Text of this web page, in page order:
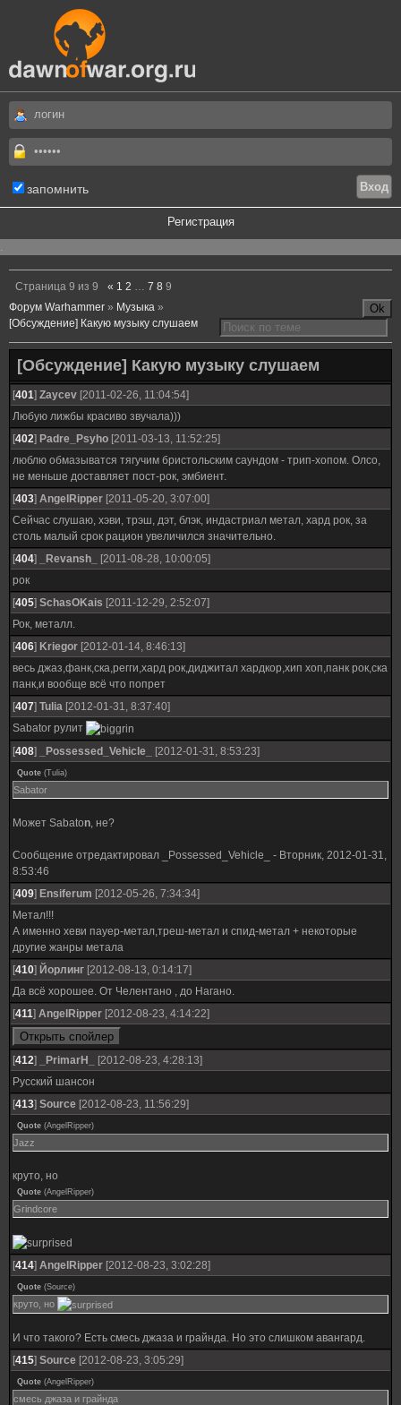
запомнить
Регистрация
.
Страница 9 из 9 « 1 2 … 7 8 9
Форум Warhammer » Музыка »
[Обсуждение] Какую музыку слушаем
[Обсуждение] Какую музыку слушаем
[401] Zaycev [2011-02-26, 11:04:54]
Любую лижбы красиво звучала)))
[402] Padre_Psyho [2011-03-13, 11:52:25]
люблю обмазыватся тягучим бристольским саундом - трип-хопом. Олсо,
не меньше доставляет пост-рок, эмбиент.
[403] AngelRipper [2011-05-20, 3:07:00]
Сейчас слушаю, хэви, трэш, дэт, блэк, индастриал метал, хард рок, за
столь малый срок рацион увеличился значительно.
[404] _Revansh_
[2011-08-28, 10:00:05]
рок
[405] SchasOKais [2011-12-29, 2:52:07]
Рок, металл.
[406] Kriegor [2012-01-14, 8:46:13]
весь джаз,фанк,ска,регги,хард рок,диджитал хардкор,хип хоп,панк рок,ска
панк,и вообще всё что попрет
[407] Tulia [2012-01-31, 8:37:40]
Sabator рулит
[408] _Possessed_Vehicle_ [2012-01-31, 8:53:23]
Quote (Tulia)
Sabator
Может Sabaton, не?
Сообщение отредактировал _Possessed_Vehicle_ - Вторник, 2012-01-31,
8:53:46
[409] Ensiferum [2012-05-26, 7:34:34]
Метал!!!
А именно хеви пауер-метал,треш-метал и спид-метал + некоторые
другие жанры метала
[410] Йорлинг [2012-08-13, 0:14:17]
Да всё хорошее. От Челентано , до Нагано.
[411] AngelRipper [2012-08-23, 4:14:22]
[412] _PrimarH_
[2012-08-23, 4:28:13]
Русский шансон
[413] Source [2012-08-23, 11:56:29]
Quote (AngelRipper)
Jazz
круто, но
Quote (AngelRipper)
Grindcore
[414] AngelRipper [2012-08-23, 3:02:28]
Quote (Source)
круто, но
И что такого? Есть смесь джаза и грайнда. Но это слишком авангард.
[415] Source [2012-08-23, 3:05:29]
Quote (AngelRipper)
смесь джаза и грайнда